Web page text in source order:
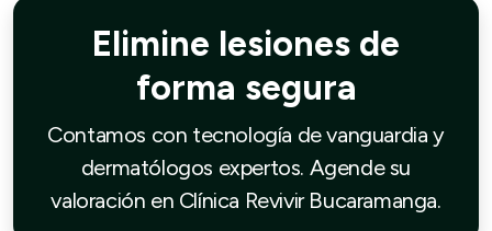
Elimine lesiones de
forma segura
Contamos con tecnología de vanguardia y
dermatólogos expertos. Agende su
valoración en Clínica Revivir Bucaramanga.